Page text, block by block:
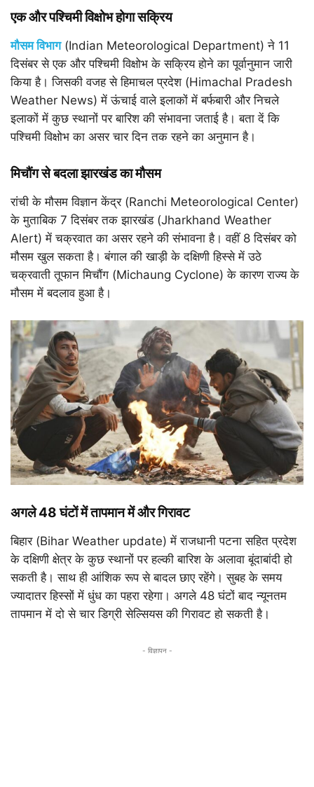
एक और पश्चिमी विक्षोभ होगा सक्रिय
मौसम विभाग(Indian Meteorological Department) ने 11
दिसंबर से एक और पश्चिमी विक्षोभ के सक्रिय होने का पूर्वानुमान जारी
किया है। जिसकी वजह से हिमाचल प्रदेश (Himachal Pradesh
Weather News) में ऊंचाई वाले इलाकों में बर्फबारी और निचले
इलाकों में कुछ स्थानों पर बारिश की संभावना जताई है। बता दें कि
पश्चिमी विक्षोभ का असर चार दिन तक रहने का अनुमान है।
मिचौंग से बदला झारखंड का मौसम
रांची के मौसम विज्ञान केंद्र (Ranchi Meteorological Center)
के मुताबिक 7 दिसंबर तक झारखंड (Jharkhand Weather
Alert) में चक्रवात का असर रहने की संभावना है। वहीं 8 दिसंबर को
मौसम खुल सकता है। बंगाल की खाड़ी के दक्षिणी हिस्से में उठे
चक्रवाती तूफान मिचौंग (Michaung Cyclone) के कारण राज्य के
मौसम में बदलाव हुआ है।
अगले 48 घंटों में तापमान में और गिरावट
बिहार (Bihar Weather update) में राजधानी पटना सहित प्रदेश
के दक्षिणी क्षेत्र के कुछ स्थानों पर हल्की बारिश के अलावा बूंदाबांदी हो
सकती है। साथ ही आंशिक रूप से बादल छाए रहेंगे। सुबह के समय
ज्यादातर हिस्सों में धुंध का पहरा रहेगा। अगले 48 घंटों बाद न्यूनतम
तापमान में दो से चार डिग्री सेल्सियस की गिरावट हो सकती है।
- विज्ञापन -